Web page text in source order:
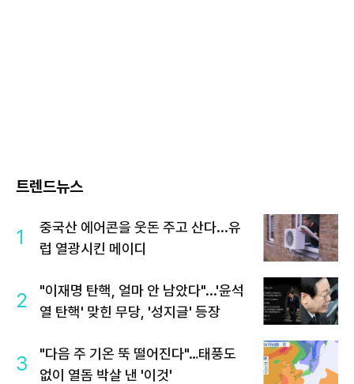
트렌드뉴스
1
중국산 에어콘을 웃돈 주고 산다...유
럽 열광시킨 메이디
2
"이재명 탄핵, 얼마 안 남았다"...'윤석
열 탄핵' 맞힌 무당, '성지글' 등장
3
"다음 주 기온 뚝 떨어진다"…태풍도
없이 열돔 박살 낸 '이것'